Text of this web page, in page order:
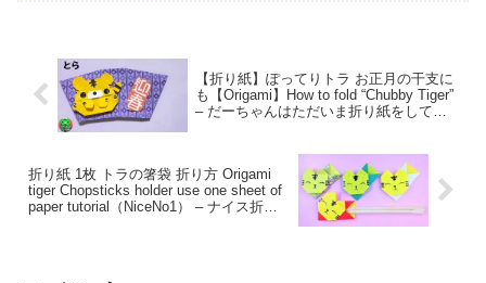
【折り紙】ぽってりトラ お正月の干支に
も【Origami】How to fold “Chubby Tiger”
– だーちゃんはただいま折り紙をしてま
折り紙 1枚 トラの箸袋 折り方 Origami
tiger Chopsticks holder use one sheet of
paper tutorial（NiceNo1） – ナイス折り